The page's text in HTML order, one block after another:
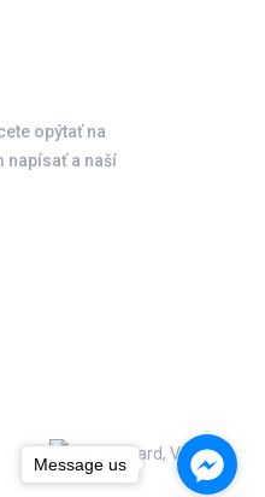
opýtať na
napísať a naší
Message us